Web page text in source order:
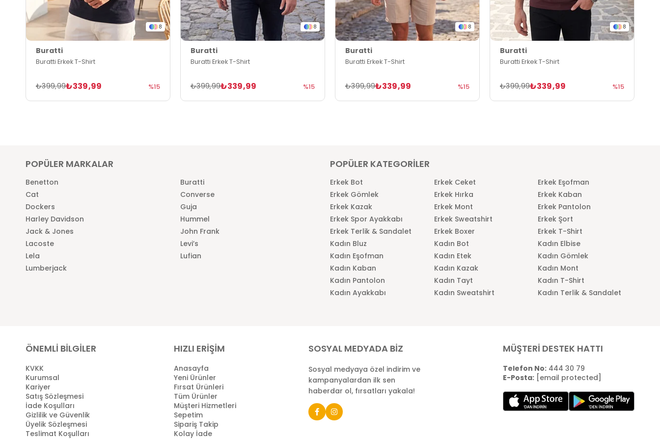
8
Buratti
Buratti Erkek T-Shirt
₺339,99
₺399,99 %15
8
Buratti
Buratti Erkek T-Shirt
₺339,99
₺399,99 %15
8
Buratti
Buratti Erkek T-Shirt
₺339,99
₺399,99 %15
8
Buratti
Buratti Erkek T-Shirt
₺339,99
₺399,99 %15
POPÜLER MARKALAR
Benetton
Buratti
Cat
Converse
Dockers
Guja
Harley Davidson
Hummel
Jack & Jones
John Frank
Lacoste
Levi’s
Lela
Lufian
Lumberjack
POPÜLER KATEGORİLER
Erkek Bot Erkek Ceket
Erkek Eşofman
Erkek Gömlek
Erkek Hırka
Erkek Kaban
Erkek Kazak
Erkek Mont
Erkek Pantolon
Erkek Spor Ayakkabı
Erkek Sweatshirt
Erkek Şort
Erkek Terlik & Sandalet
Erkek Boxer
Erkek T-Shirt
Kadın Bluz
Kadın Bot
Kadın Elbise
Kadın Eşofman
Kadın Etek
Kadın Gömlek
Kadın Kaban
Kadın Kazak
Kadın Mont
Kadın Pantolon
Kadın Tayt
Kadın T-Shirt
Kadın Ayakkabı
Kadın Sweatshirt Kadın Terlik & Sandalet
ÖNEMLİ BİLGİLER
KVKK
Kurumsal
Kariyer
Satış Sözleşmesi
İade Koşulları
Gizlilik ve Güvenlik
Üyelik Sözleşmesi
Teslimat Koşulları
HIZLI ERİŞİM
Anasayfa
Yeni Ürünler
Fırsat Ürünleri
Tüm Ürünler
Müşteri Hizmetleri
Sepetim
Sipariş Takip
Kolay İade
SOSYAL MEDYADA BİZ
Sosyal medyaya özel indirim ve
kampanyalardan ilk sen
haberdar ol, fırsatları yakala!
MÜŞTERİ DESTEK HATTI
Telefon No:444 30 79
E-Posta: [email protected]